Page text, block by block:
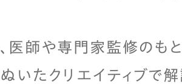
医師や専門家監修のもと
いたクリエイティブで